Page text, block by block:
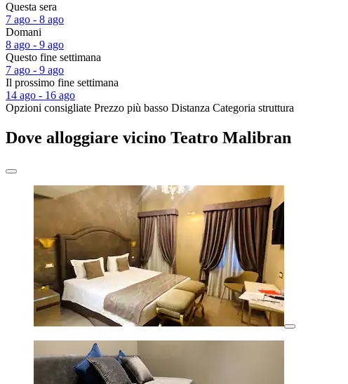
Questa sera
7 ago - 8 ago
Domani
8 ago - 9 ago
Questo fine settimana
7 ago - 9 ago
Il prossimo fine settimana
14 ago - 16 ago
Opzioni consigliate Prezzo più basso Distanza Categoria struttura
Dove alloggiare vicino Teatro Malibran